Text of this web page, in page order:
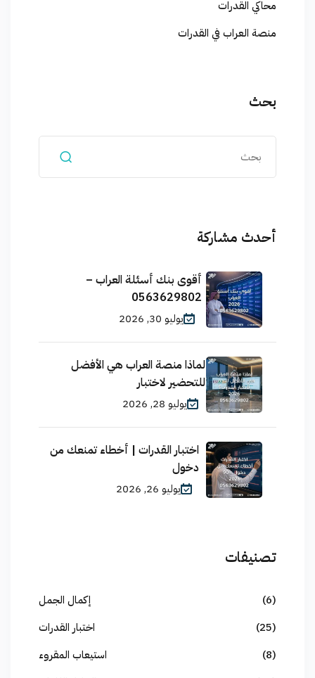
محاكي القدرات
منصة العراب في القدرات
بحث
أحدث مشاركة
أقوى بنك أسئلة العراب –
0563629802
يوليو 30, 2026
لماذا منصة العراب هي الأفضل
للتحضير لاختبار
يوليو 28, 2026
اختبار القدرات | أخطاء تمنعك من
دخول
يوليو 26, 2026
تصنيفات
إكمال الجمل
(6)
اختبار القدرات
(25)
استيعاب المقروء
(8)